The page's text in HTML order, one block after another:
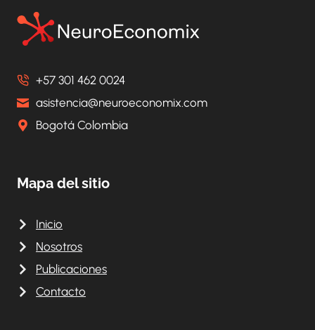
+57 301 462 0024
asistencia@neuroeconomix.com
Bogotá Colombia
Mapa del sitio
Inicio
Nosotros
Publicaciones
Contacto